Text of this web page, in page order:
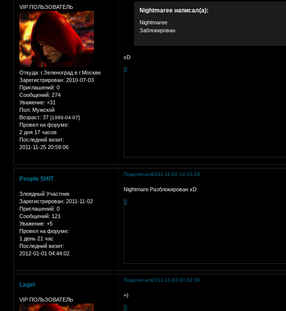
VIP ПОЛЬЗОВАТЕЛЬ
Откуда: г.Зеленоград в г.Москве
Зарегистрирован: 2010-07-03
Приглашений: 0
Сообщений: 274
Уважение: +31
Пол: Мужской
Возраст: 37 [1989-04-07]
Провел на форуме:
2 дня 17 часов
Последний визит:
2011-11-25 20:59:06
Nightmaree написал(а):
Nightmaree
Заблокирован
хD
0
Поделиться2011-11-02 14:15:24
People SHIT
Злоядный Участник
Зарегистрирован: 2011-11-02
Приглашений: 0
Сообщений: 121
Уважение: +5
Провел на форуме:
1 день 21 час
Последний визит:
2012-01-01 04:44:02
Nightmare Разблокирован xD
0
Поделиться2011-11-03 00:32:36
Lagel
VIP ПОЛЬЗОВАТЕЛЬ
=)
0